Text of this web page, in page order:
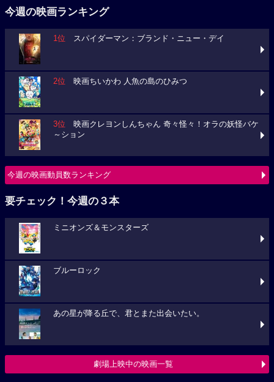
今週の映画ランキング
1位 スパイダーマン：ブランド・ニュー・デイ
2位 映画ちいかわ 人魚の島のひみつ
3位 映画クレヨンしんちゃん 奇々怪々！オラの妖怪バケ
～ション
今週の映画動員数ランキング
要チェック！今週の３本
ミニオンズ＆モンスターズ
ブルーロック
あの星が降る丘で、君とまた出会いたい。
劇場上映中の映画一覧